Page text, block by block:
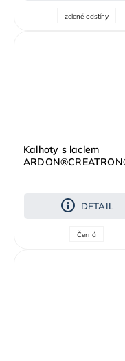
zelené odstíny
Kalhoty s laclem
DETAIL
Černá